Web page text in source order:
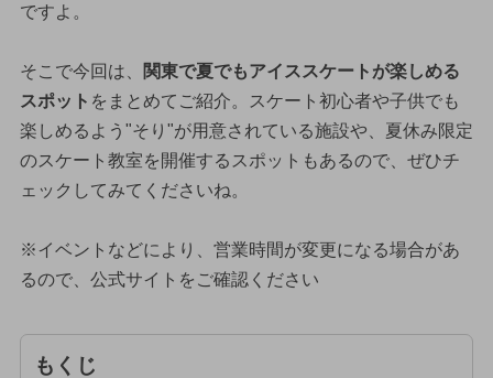
ですよ。
そこで今回は、
関東で夏でもアイススケートが楽しめる
スポット をまとめてご紹介。スケート初心者や子供でも
楽しめるよう"そり"が用意されている施設や、夏休み限定
のスケート教室を開催するスポットもあるので、ぜひチ
ェックしてみてくださいね。
※イベントなどにより、営業時間が変更になる場合があ
るので、公式サイトをご確認ください
もくじ